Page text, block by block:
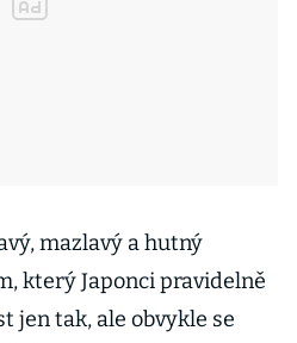
mazlavý a hutný
který Japonci pravidelně
jen tak, ale obvykle se